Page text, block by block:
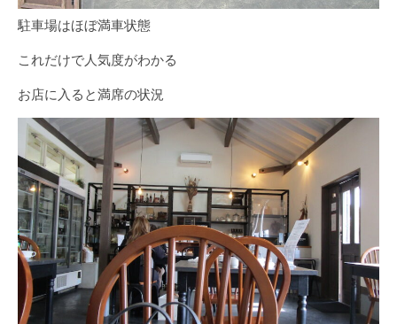
駐車場はほぼ満車状態
これだけで人気度がわかる
お店に入ると満席の状況